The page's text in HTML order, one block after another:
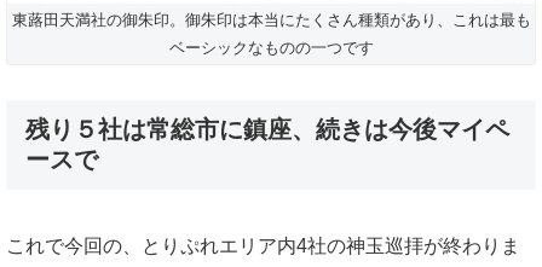
東蕗田天満社の御朱印。御朱印は本当にたくさん種類があり、これは最も
ベーシックなものの一つです
残り５社は常総市に鎮座、続きは今後マイペ
ースで
これで今回の、とりぷれエリア内4社の神玉巡拝が終わりま